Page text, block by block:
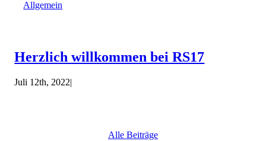
Allgemein
Herzlich willkommen bei RS17
Juli 12th, 2022|
Alle Beiträge